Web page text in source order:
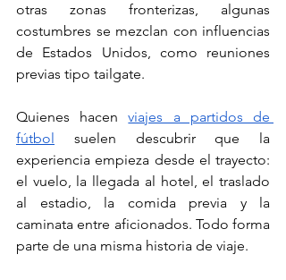
otras zonas fronterizas, algunas
costumbres se mezclan con influencias
de Estados Unidos, como reuniones
previas tipo tailgate.
Quienes hacen viajes a partidos de
fútbol suelen descubrir que la
experiencia empieza desde el trayecto:
el vuelo, la llegada al hotel, el traslado
al estadio, la comida previa y la
caminata entre aficionados. Todo forma
parte de una misma historia de viaje.